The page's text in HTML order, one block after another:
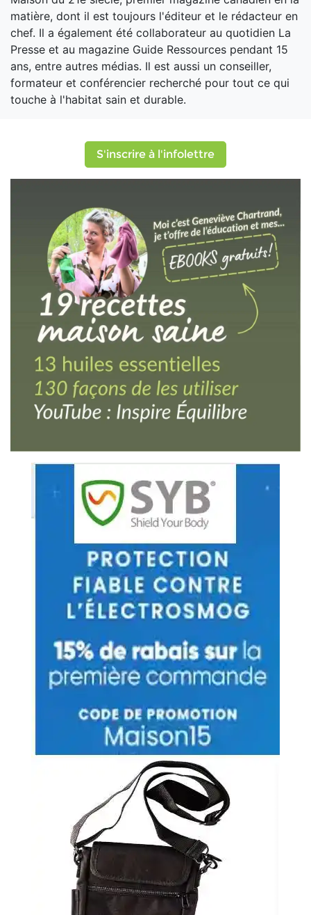
matière, dont il est toujours l'éditeur et le rédacteur en
chef. Il a également été collaborateur au quotidien La
Presse et au magazine Guide Ressources pendant 15
ans, entre autres médias. Il est aussi un conseiller,
formateur et conférencier recherché pour tout ce qui
touche à l'habitat sain et durable.
S'inscrire à l'infolettre